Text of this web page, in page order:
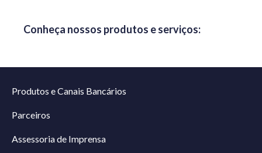
Conheça nossos produtos e serviços:
Produtos e Canais Bancários
Parceiros
Assessoria de Imprensa